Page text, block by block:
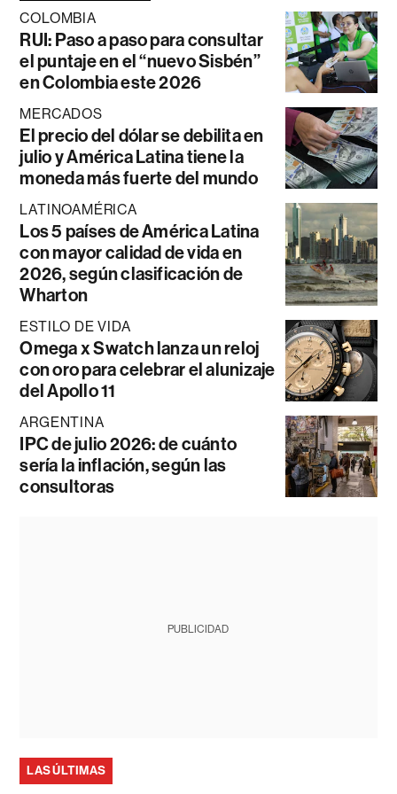
COLOMBIA
RUI: Paso a paso para consultar
el puntaje en el “nuevo Sisbén”
en Colombia este 2026
MERCADOS
El precio del dólar se debilita en
julio y América Latina tiene la
moneda más fuerte del mundo
LATINOAMÉRICA
Los 5 países de América Latina
con mayor calidad de vida en
2026, según clasificación de
Wharton
ESTILO DE VIDA
Omega x Swatch lanza un reloj
con oro para celebrar el alunizaje
del Apollo 11
ARGENTINA
IPC de julio 2026: de cuánto
sería la inflación, según las
consultoras
PUBLICIDAD
LAS ÚLTIMAS